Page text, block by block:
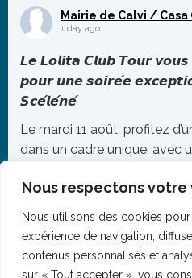
Nous respectons votre
Nous utilisons des cookies
expérience de navigation,
contenus personnalisés et
sur « Tout accepter », vous
Photo
Mairie de Calvi / Casa
1 day ago
𝙇𝙚 𝙇𝙤𝙡𝙞𝙩𝙖 𝘾𝙡𝙪𝙗 𝙏𝙤𝙪𝙧
𝙥𝙤𝙪𝙧 𝙪𝙣𝙚 𝙨𝙤𝙞𝙧𝙚́𝙚
𝙎𝙘𝙚́𝙡𝙚́𝙣𝙚́
Le mardi 11 août, profitez
dans un cadre unique, avec
nuit.
À partir de 20h, retrouvez
Cul ...
Photo